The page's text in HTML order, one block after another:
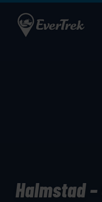
Halmstad